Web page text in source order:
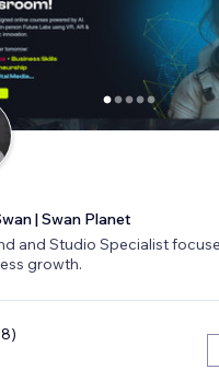
| Swan Planet
and Studio Specialist
growth.
)